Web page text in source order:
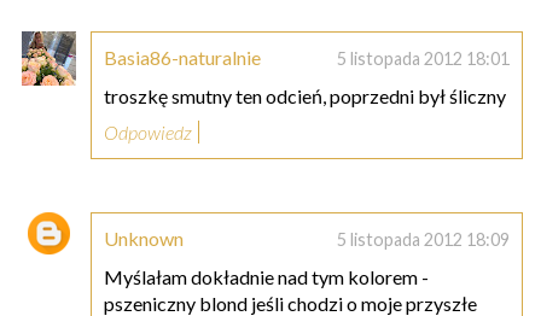
Basia86-naturalnie 5 listopada 2012 18:01
troszkę smutny ten odcień, poprzedni był śliczny
Odpowiedz
Unknown 5 listopada 2012 18:09
Myślałam dokładnie nad tym kolorem -
pszeniczny blond jeśli chodzi o moje przyszłe